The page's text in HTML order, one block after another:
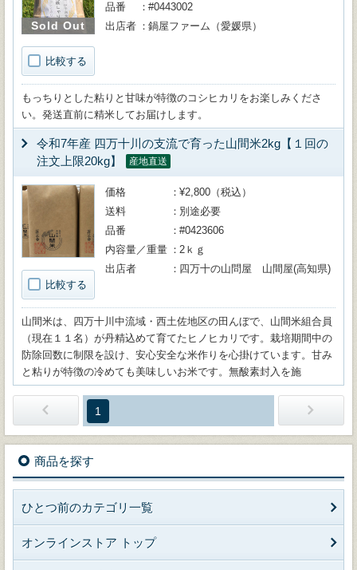
Sold Out
比較する
品番
#0443002
出店者
鍋屋ファーム（愛媛県）
もっちりとした粘りと甘味が特徴のコシヒカリをお楽しみくださ
い。発送直前に精米してお届けします。
令和7年産 四万十川の支流で育った山間米2kg【１回の
注文上限20kg】
産地直送
比較する
価格
¥2,800（税込）
送料
別途必要
品番
#0423606
内容量／重量
2ｋｇ
出店者
四万十の山問屋 山間屋(高知県)
山間米は、四万十川中流域・西土佐地区の田んぼで、山間米組合員
（現在１１名）が丹精込めて育てたヒノヒカリです。栽培期間中の
防除回数に制限を設け、安心安全な米作りを心掛けています。甘み
と粘りが特徴の冷めても美味しいお米です。無酸素封入を施
1
商品を探す
ひとつ前のカテゴリ一覧
オンラインストア トップ